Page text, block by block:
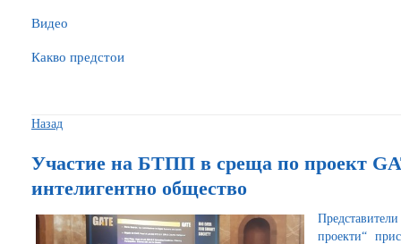
Видео
Какво предстои
Назад
Участие на БТПП в среща по проект
интелигентно общество
проекти“